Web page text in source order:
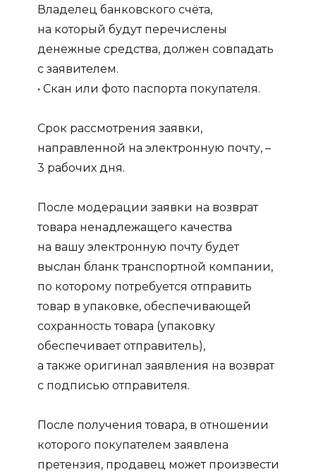
Владелец банковского счёта,
на который будут перечислены
денежные средства, должен совпадать
с заявителем.
• Скан или фото паспорта покупателя.
Срок рассмотрения заявки,
направленной на электронную почту, –
3 рабочих дня.
После модерации заявки на возврат
товара ненадлежащего качества
на вашу электронную почту будет
выслан бланк транспортной компании,
по которому потребуется отправить
товар в упаковке, обеспечивающей
сохранность товара (упаковку
обеспечивает отправитель),
а также оригинал заявления на возврат
с подписью отправителя.
После получения товара, в отношении
которого покупателем заявлена
претензия, продавец может произвести